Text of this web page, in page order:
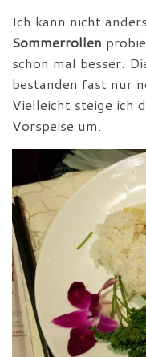
Ich kann nicht
Sommerrollen
schon mal besser.
bestanden fast nur
Vielleicht steige ich
Vorspeise um.